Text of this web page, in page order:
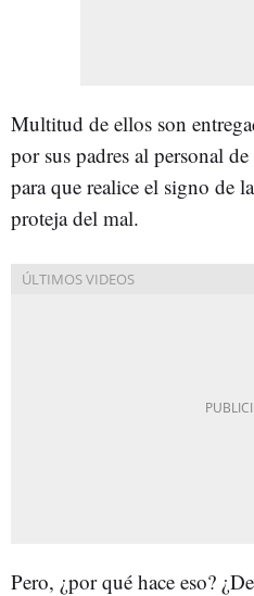
Multitud de ellos son
por sus padres al personal
para que realice el signo de
proteja del mal.
Pero, ¿por qué hace eso?